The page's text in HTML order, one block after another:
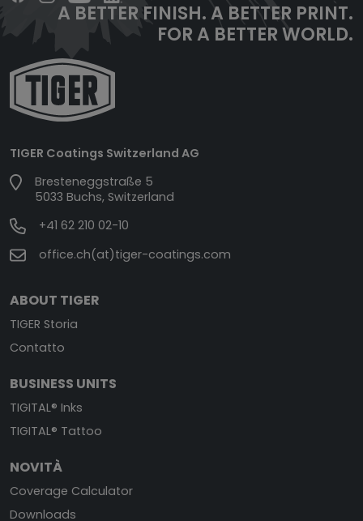
A BETTER FINISH.A BETTER PRINT.
FOR A BETTER WORLD.
TIGER Coatings Switzerland AG
Bresteneggstraße 5
5033 Buchs, Switzerland
+41 62 210 02-10
office.ch(at)tiger-coatings.com
ABOUT TIGER
TIGER Storia
Contatto
BUSINESS UNITS
TIGITAL® Inks
TIGITAL® Tattoo
NOVITÀ
Coverage Calculator
Downloads